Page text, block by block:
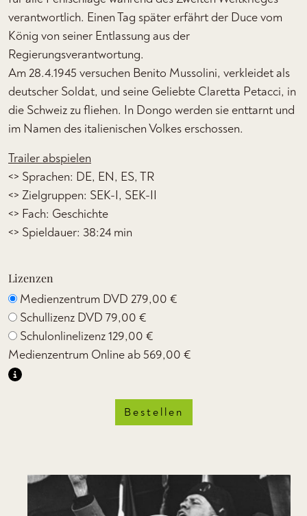
verantwortlich. Einen Tag später erfährt der Duce vom
König von seiner Entlassung aus der
Regierungsverantwortung.
Am 28.4.1945 versuchen Benito Mussolini, verkleidet als
deutscher Soldat, und seine Geliebte Claretta Petacci, in
die Schweiz zu fliehen. In Dongo werden sie enttarnt und
im Namen des italienischen Volkes erschossen.
Trailer abspielen
<> Sprachen: DE, EN, ES, TR
<> Zielgruppen: SEK-I, SEK-II
<> Fach: Geschichte
<> Spieldauer: 38:24 min
Lizenzen
Medienzentrum DVD 279,00 €
Schullizenz DVD 79,00 €
Schulonlinelizenz129,00 €
Medienzentrum Online ab569,00 €
Bestellen